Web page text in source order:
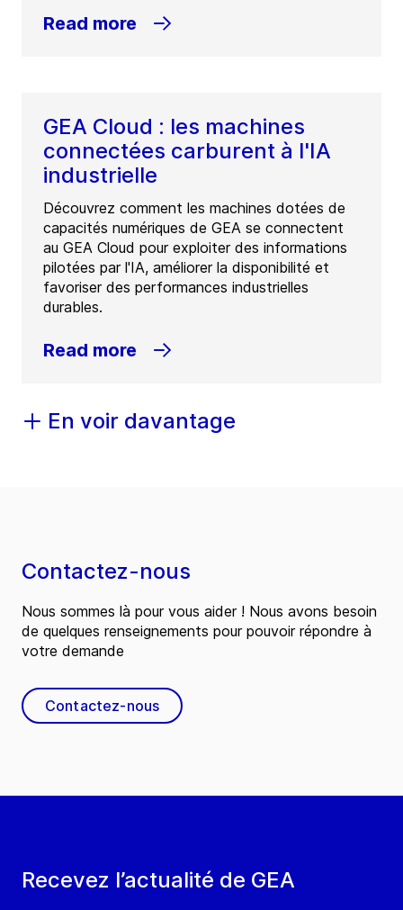
Read more
GEA Cloud : les machines
connectées carburent à l'IA
industrielle
Découvrez comment les machines dotées de
capacités numériques de GEA se connectent
au GEA Cloud pour exploiter des informations
pilotées par l'IA, améliorer la disponibilité et
favoriser des performances industrielles
durables.
Read more
En voir davantage
Recevez l’actualité de GEA
Contactez-nous
Nous sommes là pour vous aider ! Nous avons besoin
de quelques renseignements pour pouvoir répondre à
votre demande
Contactez-nous